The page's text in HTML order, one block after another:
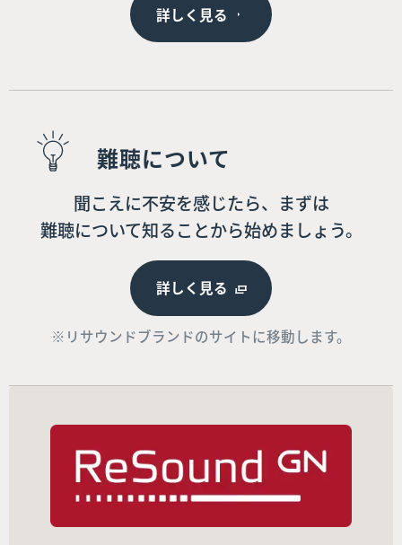
詳しく見る
難聴について
聞こえに不安を感じたら、まずは
難聴について知ることから始めましょう。
詳しく見る
※リサウンドブランドのサイトに移動します。